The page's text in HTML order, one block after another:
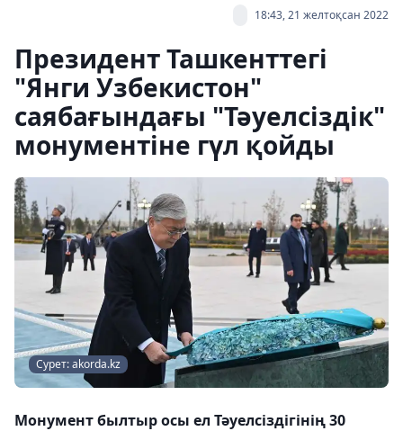
18:43, 21 желтоқсан 2022
Президент Ташкенттегі
"Янги Узбекистон"
саябағындағы "Тәуелсіздік"
монументіне гүл қойды
Сурет: akorda.kz
Монумент былтыр осы ел Тәуелсіздігінің 30